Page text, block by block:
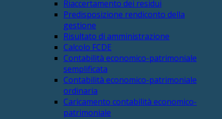
Riaccertamento dei residui
Predisposizione rendiconto della
gestione
Risultato di amministrazione
Calcolo FCDE
Contabilità economico-patrimoniale
semplificata
Contabilità economico-patrimoniale
ordinaria
Caricamento contabilità economico-
patrimoniale